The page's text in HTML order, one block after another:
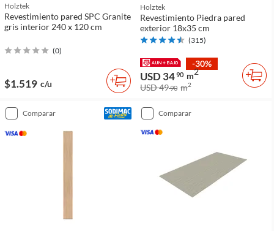
Holztek
Revestimiento pared SPC Granite
gris interior 240 x 120 cm
(0)
$1.519 c/u
Holztek
Revestimiento Piedra pared
exterior 18x35 cm
(315)
-30%
USD 3490 m2
USD 4990 m2
comparar comparar